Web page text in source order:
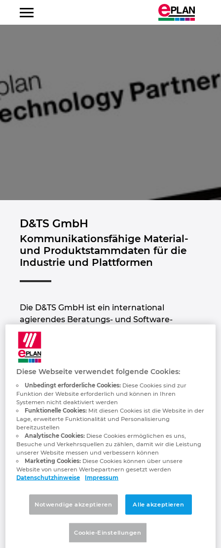
D&TS GmbH
Kommunikationsfähige Material-
und Produktstammdaten für die
Industrie und Plattformen
Die D&TS GmbH ist ein international
agierendes Beratungs- und Software-
Unternehmen in den Bereichen
Stammdatenmanagement und
Klassifizierung. Als Daten-Experte und
ECLASS Preferred Partner Gold beraten und
unterstützen wir große und
mittelständische Unternehmen bei der
Qualitätsoptimierung von Produkt- und
Materialstammdaten, um nachgelagerte
Datenprozesse automatisieren zu können.
Dank langjähriger Erfahrung in
verschiedenen Branchen und aus
unzähligen erfolgreichen Projekten zeigen
wir Ihnen unmittelbar auf, welche Chancen
Ihre Unternehmensdaten bieten und wie Sie
dieses Potenzial gewinnbringend nutzen.
D&TS bietet kommunikationsfähige
Materialstammdaten für die Industrie und
Plattformen. Wir machen Sie fit für die
Argentinien
Australien
Brunei
Bulgarien
Chile
China Taiwan
Dänemark
Deutschland
Frankreich
Griechenland
Großbritannien
Indien
Indonesien
Diese Webseite verwendet folgende Cookies:
Unbedingt erforderliche Cookies:Diese Cookies sind zur
Funktion der Website erforderlich und können in Ihren
Systemen nicht deaktiviert werden
Funktionelle Cookies:Mit diesen Cookies ist die Website in der
Lage, erweiterte Funktionalität und Personalisierung
bereitzustellen
Analytische Cookies:Diese Cookies ermöglichen es uns,
Besuche und Verkehrsquellen zu zählen, damit wir die Leistung
unserer Website messen und verbessern können
Marketing Cookies:Diese Cookies können über unsere
Website von unseren Werbepartnern gesetzt werden
Datenschutzhinweise
Impressum
Notwendige akzeptieren Alle akzeptieren
Cookie-Einstellungen